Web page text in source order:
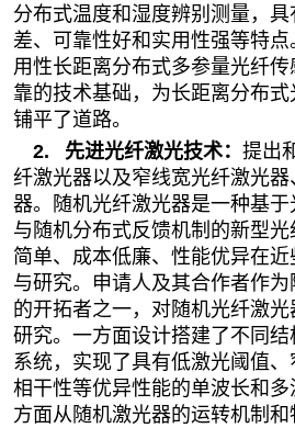
分布式温度和湿度辨别测量，
差、可靠性好和实用性强等特
用性长距离分布式多参量光纤
靠的技术基础，为长距离分布
铺平了道路。
2.
先进光纤激光技术： 提出
纤激光器以及窄线宽光纤激光
器。随机光纤激光器是一种基于
与随机分布式反馈机制的新型
简单、成本低廉、性能优异在
与研究。申请人及其合作者作
的开拓者之一，对随机光纤激
研究。一方面设计搭建了不同
系统，实现了具有低激光阈值
相干性等优异性能的单波长和
方面从随机激光器的运转机制